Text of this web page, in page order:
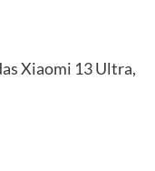
Xiaomi 13 Ultra,